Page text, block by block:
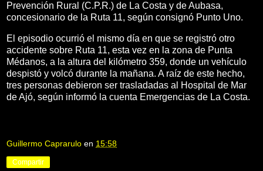
Prevención Rural (C.P.R.) de La Costa y de Aubasa,
concesionario de la Ruta 11, según consignó Punto Uno.
El episodio ocurrió el mismo día en que se registró otro
accidente sobre Ruta 11, esta vez en la zona de Punta
Médanos, a la altura del kilómetro 359, donde un vehículo
despistó y volcó durante la mañana. A raíz de este hecho,
tres personas debieron ser trasladadas al Hospital de Mar
de Ajó, según informó la cuenta Emergencias de La Costa.
Guillermo Caprarulo en 15:58
Compartir